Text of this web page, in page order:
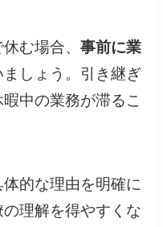
休む場合、事前に業
ましょう。引き継ぎ
中の業務が滞るこ
的な理由を明確に
理解を得やすくな